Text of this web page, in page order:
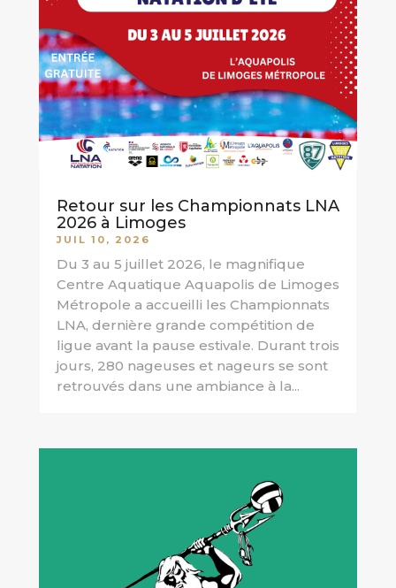
Retour sur les Championnats LNA
2026 à Limoges
JUIL 10, 2026
Du 3 au 5 juillet 2026, le magnifique
Centre Aquatique Aquapolis de Limoges
Métropole a accueilli les Championnats
LNA, dernière grande compétition de
ligue avant la pause estivale. Durant trois
jours, 280 nageuses et nageurs se sont
retrouvés dans une ambiance à la...